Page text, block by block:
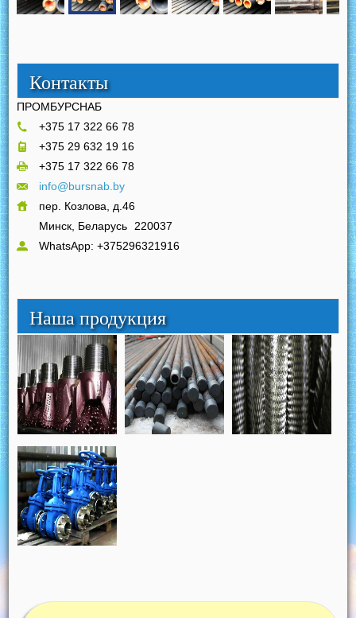
Контакты
ПРОМБУРСНАБ
+375 17 322 66 78
+375 29 632 19 16
+375 17 322 66 78
info@bursnab.by
пер. Козлова, д.46
Минск, Беларусь
220037
WhatsApp: +375296321916
Наша продукция